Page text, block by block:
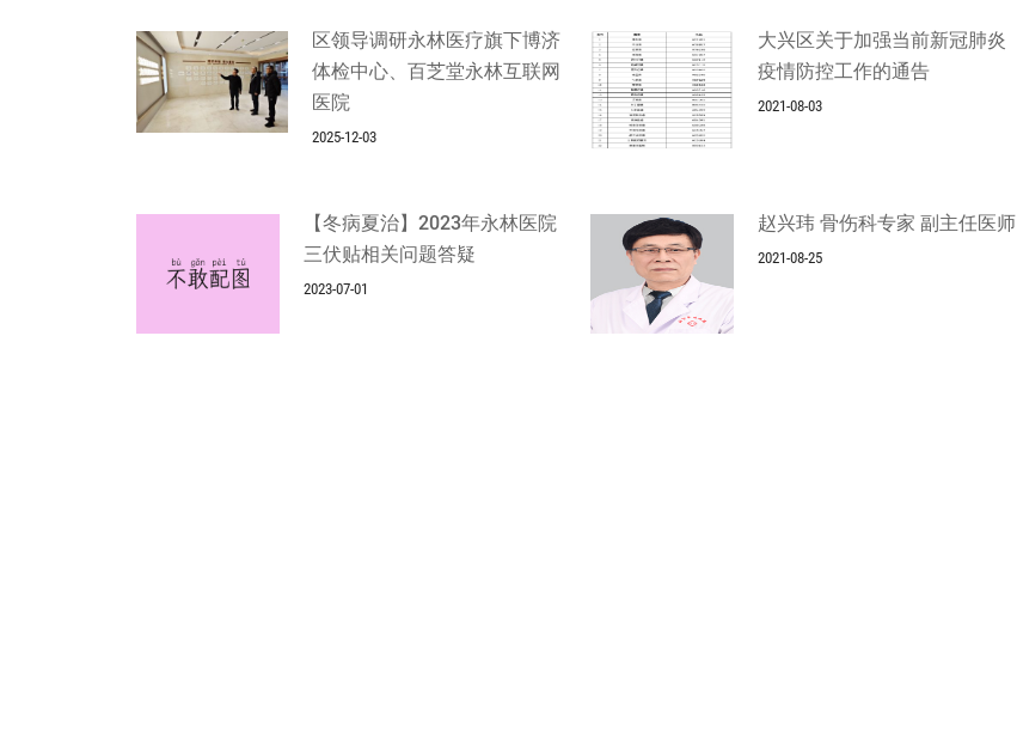
区领导调研永林医疗旗下博济
体检中心、百芝堂永林互联网
医院
2025-12-03
大兴区关于加强当前新冠肺炎
疫情防控工作的通告
2021-08-03
【冬病夏治】2023年永林医院
三伏贴相关问题答疑
2023-07-01
赵兴玮 骨伤科专家 副主任医师
2021-08-25